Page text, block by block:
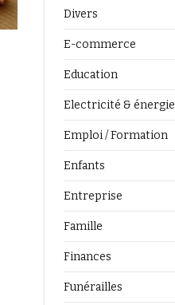
Divers
E-commerce
Education
Electricité & énergie
Emploi / Formation
Enfants
Entreprise
Famille
Finances
Funérailles